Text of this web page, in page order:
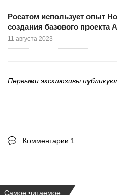
Росатом использует опыт
создания базового проекта
11 августа 2023
Первыми эксклюзивы
Комментарии 1
Самое читаемое